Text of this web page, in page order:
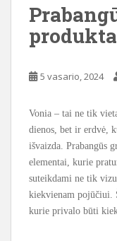
5 vasario, 2024
Vonia – tai ne tik
dienos, bet ir erdvė,
išvaizda. Prabangūs
elementai, kurie
suteikdami ne tik
kiekvienam pojūčiui.
kurie privalo būti